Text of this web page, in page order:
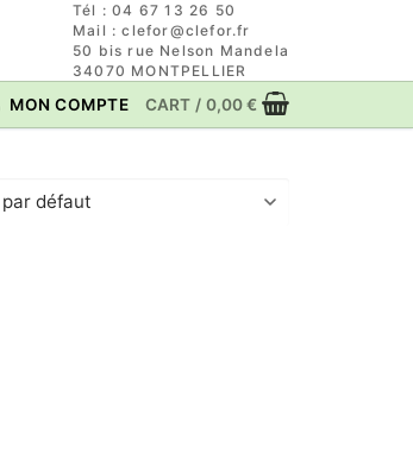
Tél : 04 67 13 26 50
Mail : clefor@clefor.fr
50 bis rue Nelson Mandela
34070 MONTPELLIER
MON COMPTE CART / 0,00€